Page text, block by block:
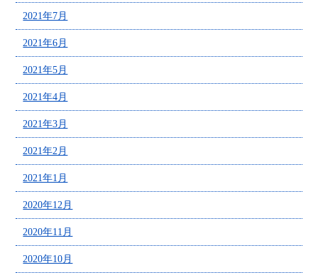
2021年7月
2021年6月
2021年5月
2021年4月
2021年3月
2021年2月
2021年1月
2020年12月
2020年11月
2020年10月